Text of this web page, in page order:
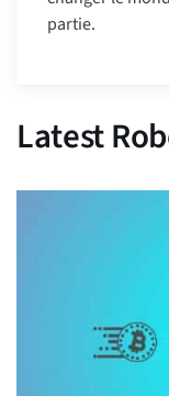
partie.
Latest